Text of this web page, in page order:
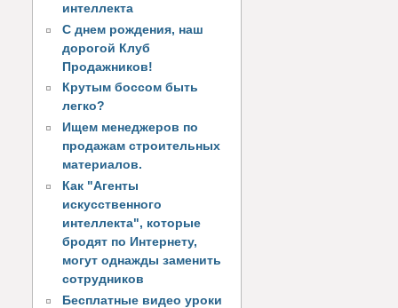
интеллекта
С днем рождения, наш
дорогой Клуб
Продажников!
Крутым боссом быть
легко?
Ищем менеджеров по
продажам строительных
материалов.
Как "Агенты
искусственного
интеллекта", которые
бродят по Интернету,
могут однажды заменить
сотрудников
Бесплатные видео уроки